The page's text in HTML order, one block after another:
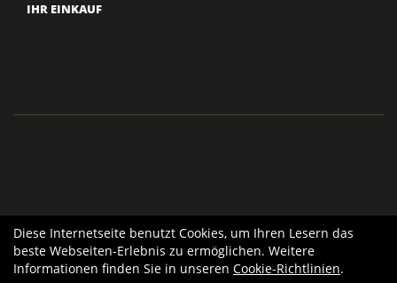
IHR EINKAUF
Diese Internetseite benutzt Cookies, um Ihren Lesern das
beste Webseiten-Erlebnis zu ermöglichen. Weitere
Informationen finden Sie in unseren Cookie-Richtlinien.